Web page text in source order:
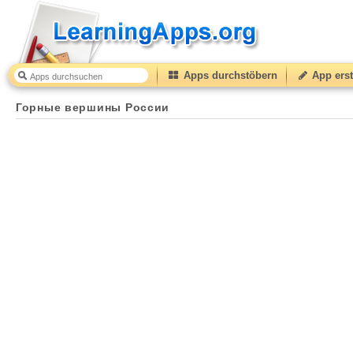
Apps durchstöbern App
Горные вершины России